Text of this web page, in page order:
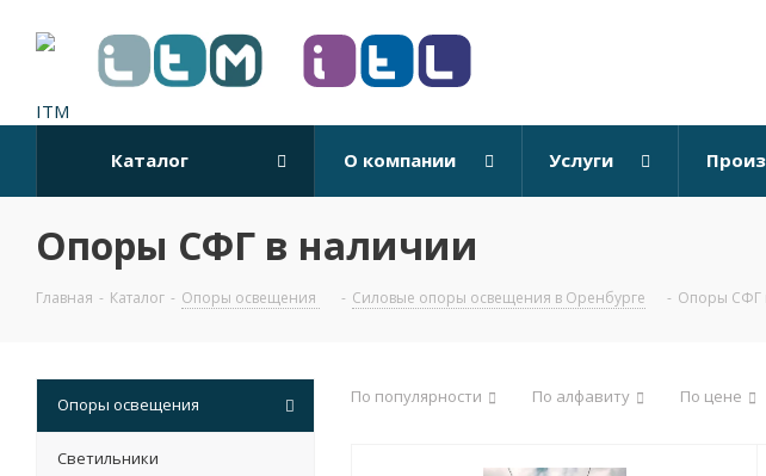
Каталог О компании Услуги
Опоры СФГ в наличии
Главная - Каталог - Опоры освещения - Силовые опоры освещения в Оренбурге - Опоры СФГ
По популярности По алфавиту По цене
Опоры освещения
Светильники